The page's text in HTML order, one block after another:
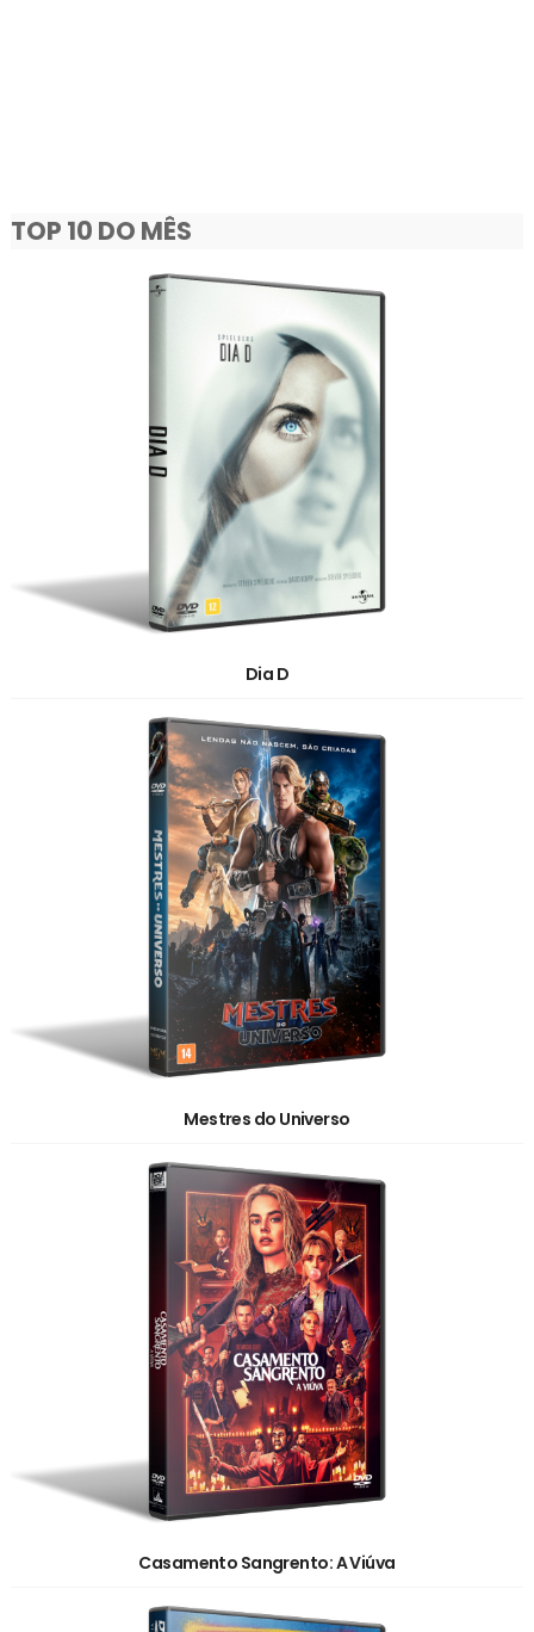
TOP 10 DO MÊS
Dia D
Mestres do Universo
Casamento Sangrento: A Viúva